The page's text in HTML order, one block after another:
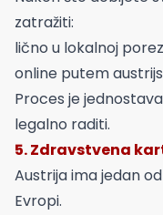
zatražiti:
lično u lokalnoj
online putem
Proces je
legalno raditi.
5. Zdravstvena
Austrija ima jedan
Evropi.